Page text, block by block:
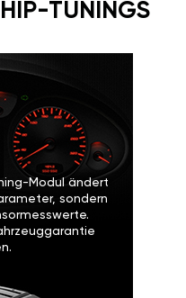
TUNINGS
Modul ändert
sondern